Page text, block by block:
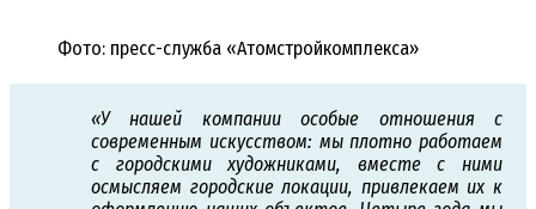
Фото: пресс-служба «Атомстройкомплекса»
«У нашей компании особые отношения с
современным искусством: мы плотно работаем
с городскими художниками, вместе с ними
осмысляем городские локации, привлекаем их к